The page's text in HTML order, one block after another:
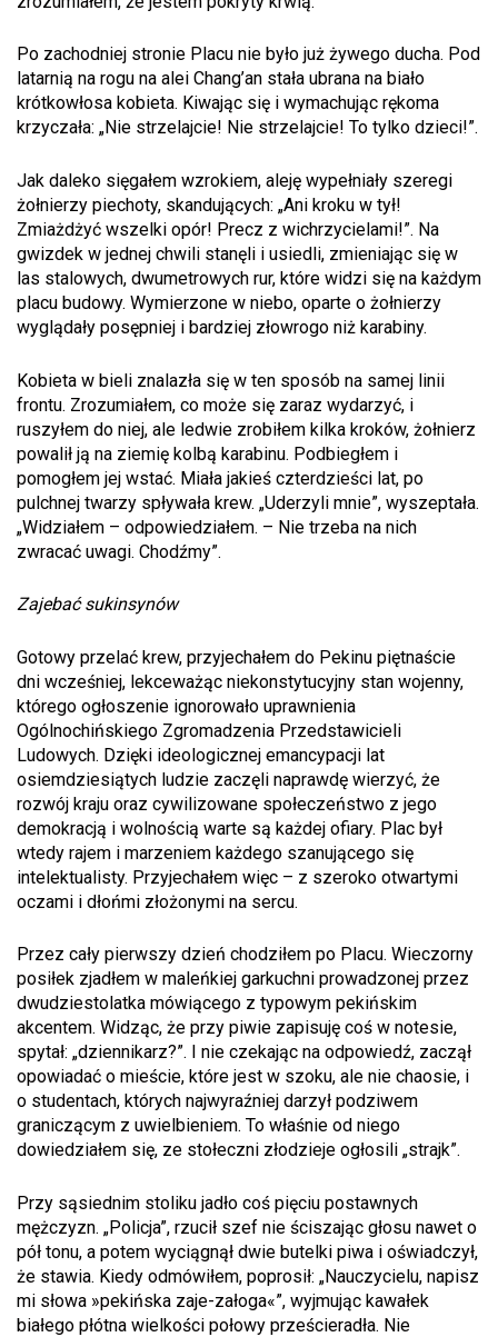
Po zachodniej stronie Placu nie było już żywego ducha. Pod
latarnią na rogu na alei Chang’an stała ubrana na biało
krótkowłosa kobieta. Kiwając się i wymachując rękoma
krzyczała: „Nie strzelajcie! Nie strzelajcie! To tylko dzieci!”.
Jak daleko sięgałem wzrokiem, aleję wypełniały szeregi
żołnierzy piechoty, skandujących: „Ani kroku w tył!
Zmiażdżyć wszelki opór! Precz z wichrzycielami!”. Na
gwizdek w jednej chwili stanęli i usiedli, zmieniając się w
las stalowych, dwumetrowych rur, które widzi się na każdym
placu budowy. Wymierzone w niebo, oparte o żołnierzy
wyglądały posępniej i bardziej złowrogo niż karabiny.
Kobieta w bieli znalazła się w ten sposób na samej linii
frontu. Zrozumiałem, co może się zaraz wydarzyć, i
ruszyłem do niej, ale ledwie zrobiłem kilka kroków, żołnierz
powalił ją na ziemię kolbą karabinu. Podbiegłem i
pomogłem jej wstać. Miała jakieś czterdzieści lat, po
pulchnej twarzy spływała krew. „Uderzyli mnie”, wyszeptała.
„Widziałem – odpowiedziałem. – Nie trzeba na nich
zwracać uwagi. Chodźmy”.
Zajebać sukinsynów
Gotowy przelać krew, przyjechałem do Pekinu piętnaście
dni wcześniej, lekceważąc niekonstytucyjny stan wojenny,
którego ogłoszenie ignorowało uprawnienia
Ogólnochińskiego Zgromadzenia Przedstawicieli
Ludowych. Dzięki ideologicznej emancypacji lat
osiemdziesiątych ludzie zaczęli naprawdę wierzyć, że
rozwój kraju oraz cywilizowane społeczeństwo z jego
demokracją i wolnością warte są każdej ofiary. Plac był
wtedy rajem i marzeniem każdego szanującego się
intelektualisty. Przyjechałem więc – z szeroko otwartymi
oczami i dłońmi złożonymi na sercu.
Przez cały pierwszy dzień chodziłem po Placu. Wieczorny
posiłek zjadłem w maleńkiej garkuchni prowadzonej przez
dwudziestolatka mówiącego z typowym pekińskim
akcentem. Widząc, że przy piwie zapisuję coś w notesie,
spytał: „dziennikarz?”. I nie czekając na odpowiedź, zaczął
opowiadać o mieście, które jest w szoku, ale nie chaosie, i
o studentach, których najwyraźniej darzył podziwem
graniczącym z uwielbieniem. To właśnie od niego
dowiedziałem się, ze stołeczni złodzieje ogłosili „strajk”.
Przy sąsiednim stoliku jadło coś pięciu postawnych
mężczyzn. „Policja”, rzucił szef nie ściszając głosu nawet o
pół tonu, a potem wyciągnął dwie butelki piwa i oświadczył,
że stawia. Kiedy odmówiłem, poprosił: „Nauczycielu, napisz
mi słowa »pekińska zaje-załoga«”, wyjmując kawałek
białego płótna wielkości połowy prześcieradła. Nie